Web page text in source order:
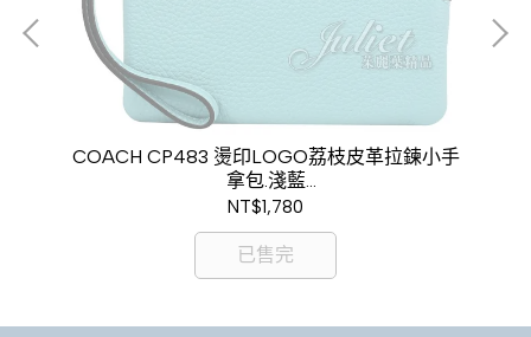
COACH CP483 燙印LOGO荔枝皮革拉鍊小手
拿包.淺藍
現金價$1,580
NT$1,780
已售完